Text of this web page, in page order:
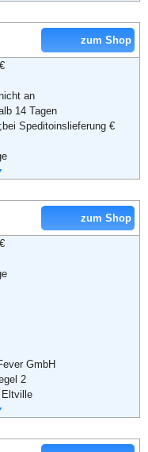
GmbH & Co. KG
16-18
221 272 648 0
221 272 648 48
zum Shop
an
14 Tagen
Speditoinslieferung €
für Baustoffe
zum Shop
GmbH
2
Eltville
87 84